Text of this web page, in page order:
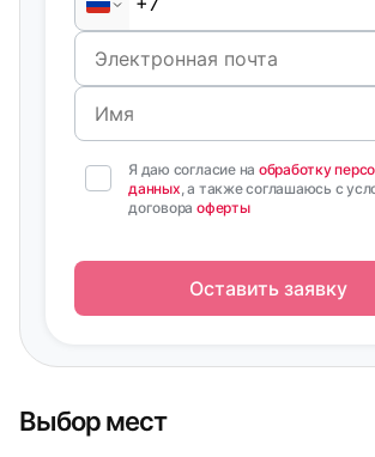
Выбор мест
Я даю согласие на обработку
данных, а также соглашаюсь с
договора оферты
Оставить заявку